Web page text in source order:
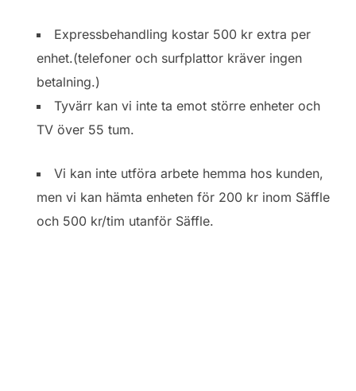
Expressbehandling kostar 500 kr extra per
enhet.(telefoner och surfplattor kräver ingen
betalning.)
Tyvärr kan vi inte ta emot större enheter och
TV över 55 tum.
Vi kan inte utföra arbete hemma hos kunden,
men vi kan hämta enheten för 200 kr inom Säffle
och 500 kr/tim utanför Säffle.